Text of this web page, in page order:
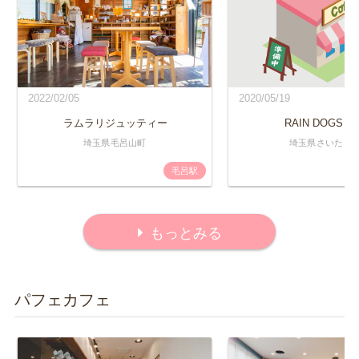
2022/02/05
ラムラリジュッティー
埼玉県毛呂山町
毛呂駅
2020/05/19
RAIN DOGS
埼玉県さいたま
もっとみる
パフェカフェ